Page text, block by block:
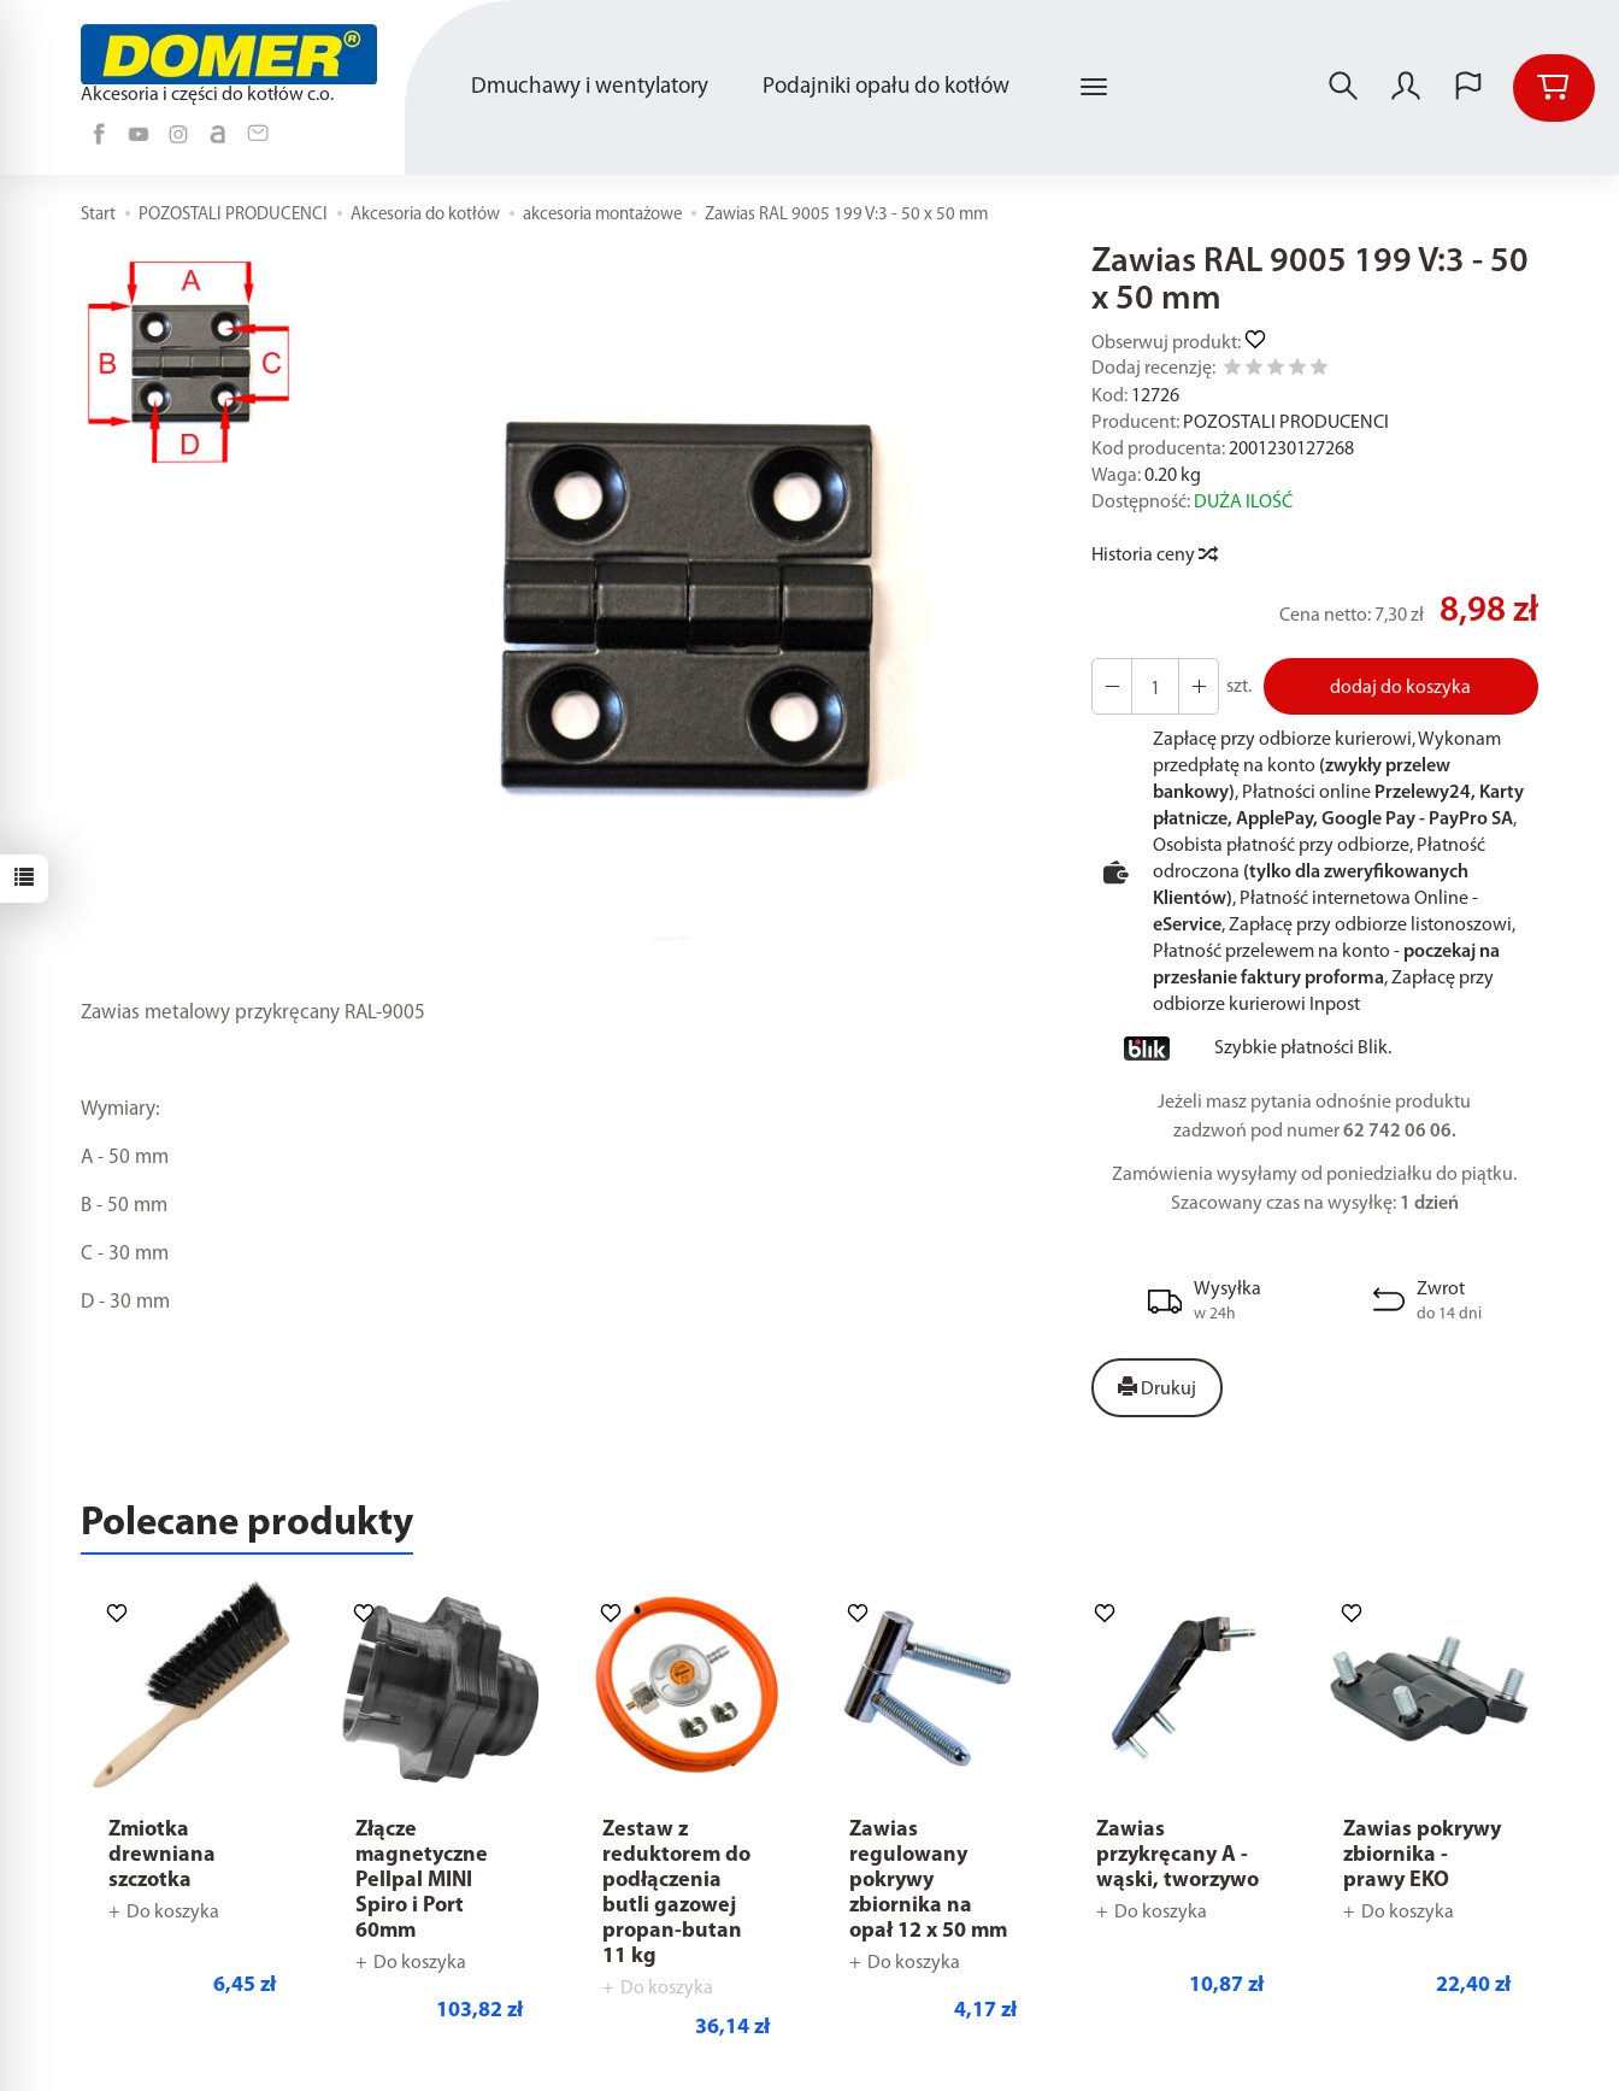
Akcesoria i części do kotłów c.o. Dmuchawy i wentylatory Podajniki opału do kotłów
Start POZOSTALI PRODUCENCI Akcesoria do kotłów akcesoria montażowe Zawias RAL 9005 199 V:3 - 50 x 50 mm
Zawias RAL 9005 199 V:3 - 50
x 50 mm
Obserwuj produkt:
Dodaj recenzję:
Kod: 12726
Producent: POZOSTALI PRODUCENCI
Kod producenta:2001230127268
Waga:0.20 kg
Dostępność: DUŻA ILOŚĆ
Historia ceny
Cena netto: 7,30 zł 8,98 zł
szt. dodaj do koszyka
Zapłacę przy odbiorze kurierowi, Wykonam
przedpłatę na konto (zwykły przelew
bankowy), Płatności online Przelewy24, Karty
płatnicze, ApplePay, Google Pay - PayPro SA,
Osobista płatność przy odbiorze, Płatność
odroczona (tylko dla zweryfikowanych
Klientów), Płatność internetowa Online -
eService, Zapłacę przy odbiorze listonoszowi,
Płatność przelewem na konto - poczekaj na
przesłanie faktury proforma, Zapłacę przy
odbiorze kurierowi Inpost
Szybkie płatności Blik.
Jeżeli masz pytania odnośnie produktu
zadzwoń pod numer62 742 06 06.
Zamówienia wysyłamy od poniedziałku do piątku.
Szacowany czas na wysyłkę: 1 dzień
Wysyłka
w 24h
Zwrot
do 14 dni
Drukuj
Zawias metalowy przykręcany RAL-9005
Wymiary:
A - 50 mm
B - 50 mm
C - 30 mm
D - 30 mm
Polecane produkty
Zmiotka
drewniana
szczotka
Do koszyka
6,45 zł
Złącze
magnetyczne
Pellpal MINI
Spiro i Port
60mm
Do koszyka
103,82 zł
Zestaw z
reduktorem do
podłączenia
butli gazowej
propan-butan
11 kg
Do koszyka
36,14 zł
Zawias
regulowany
pokrywy
zbiornika na
opał 12 x 50 mm
Do koszyka
4,17 zł
Zawias
przykręcany A -
wąski, tworzywo
Do koszyka
10,87 zł
Zawias pokrywy
zbiornika -
prawy EKO
Do koszyka
22,40 zł